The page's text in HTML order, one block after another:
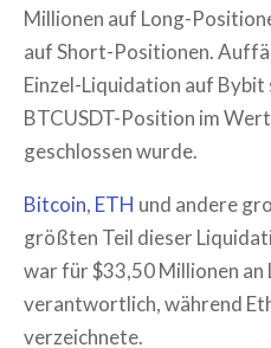
Millionen auf Long-
auf Short-Positionen.
Einzel-Liquidation auf
BTCUSDT-Position im
geschlossen wurde.
Bitcoin, ETH und andere
größten Teil dieser
war für $33,50 Millionen an
verantwortlich, während
verzeichnete.